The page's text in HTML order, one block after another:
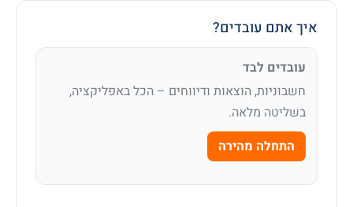
איך אתם עובדים?
עובדים לבד
חשבוניות, הוצאות ודיווחים – הכל באפליקציה,
בשליטה מלאה.
התחלה מהירה